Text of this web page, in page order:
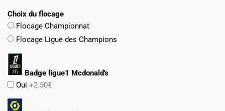
Choix du flocage
Flocage Championnat
Flocage Ligue des Champions
Badge ligue1 Mcdonald's
Oui +2.50€